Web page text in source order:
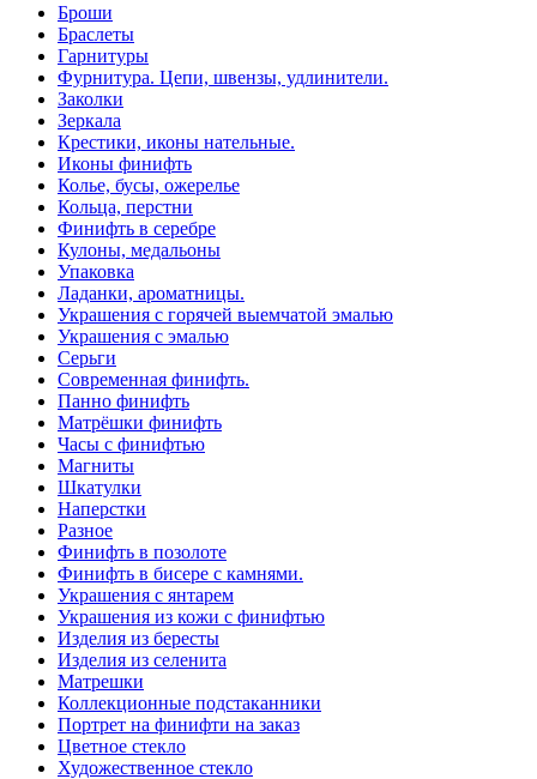
Броши
Браслеты
Гарнитуры
Фурнитура. Цепи, швензы, удлинители.
Заколки
Зеркала
Крестики, иконы нательные.
Иконы финифть
Колье, бусы, ожерелье
Кольца, перстни
Финифть в серебре
Кулоны, медальоны
Упаковка
Ладанки, ароматницы.
Украшения с горячей выемчатой эмалью
Украшения с эмалью
Серьги
Современная финифть.
Панно финифть
Матрёшки финифть
Часы с финифтью
Магниты
Шкатулки
Наперстки
Разное
Финифть в позолоте
Финифть в бисере с камнями.
Украшения с янтарем
Украшения из кожи с финифтью
Изделия из бересты
Изделия из селенита
Матрешки
Коллекционные подстаканники
Портрет на финифти на заказ
Цветное стекло
Художественное стекло